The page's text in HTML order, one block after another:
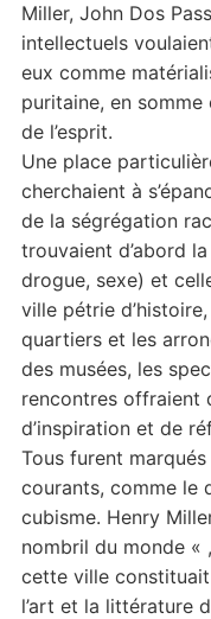
Miller, John Dos
intellectuels
eux comme
puritaine, en
de l’esprit.
Une place
cherchaient à
de la ségrégation
trouvaient d’abord
drogue, sexe) et
ville pétrie
quartiers et les
des musées, les
rencontres offraient
d’inspiration et de
Tous furent
courants, comme le
cubisme. Henry
nombril du monde «
cette ville
l’art et la littérature